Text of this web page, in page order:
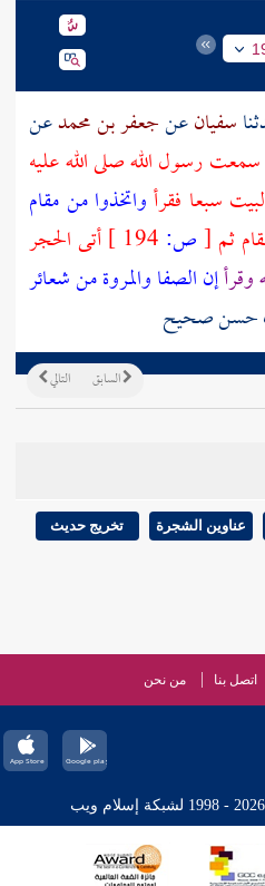
سفيانعنجعفر بن محمدعن
سمعت رسول الله صلى الله عليه
سبعا فقرأواتخذوا منمقام
ثم [ص:
أتى الحجر
وقرأإنالصفاوالمروةمن شعائر
حسن صحيح
التالي السابق
عناوين الشجرة تخريج حديث
اتصل بنا من نحن